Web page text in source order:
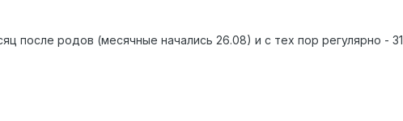
после родов (месячные начались 26.08) и с тех пор регулярно - 31